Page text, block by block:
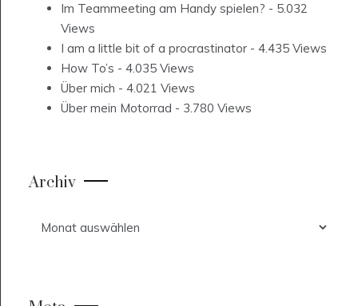
Im Teammeeting am Handy spielen? - 5.032
Views
I am a little bit of a procrastinator - 4.435 Views
How To’s - 4.035 Views
Über mich - 4.021 Views
Über mein Motorrad - 3.780 Views
Archiv